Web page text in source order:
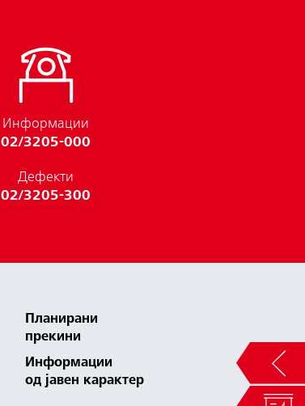
Информации
02/3205-000
Дефекти
02/3205-300
Планирани
прекини
Инфoрмации
од јавен карактер